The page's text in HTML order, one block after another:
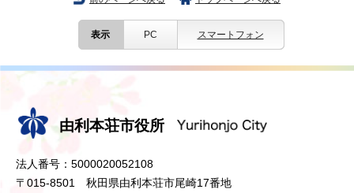
表示 PC スマートフォン
由利本荘市役所
法人番号：5000020052108
〒015-8501 秋田県由利本荘市尾崎17番地